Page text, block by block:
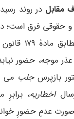
مقابل در روند
و حقوقی فرق است؛
، مطابق
موجه، حضور
بازپرسجلب می­
اخطاریه
عدمِ حضورِ